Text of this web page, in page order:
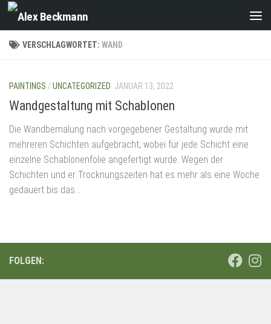
Zum Inhalt springen
VERSCHLAGWORTET: WAND
PAINTINGS /UNCATEGORIZED JANUAR 13, 2022
Wandgestaltung mit Schablonen
Die Wandbemalung nach vorgegebener Gestaltung wurde mit
mehreren Schichten aufgebracht, wobei für jede Schicht eine
einzelne Schablonenfolie angefertigt wurde. Wegen der
Schichten und er Trocknungszeiten hat es mehr als eine Woche
gedauert bis das...
FOLGEN: